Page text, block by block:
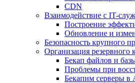
CDN
Взаимодействие с IT-
Построение
Обновление и
Безопасность крупного
Организация резервного
Бекап файлов и
Проблемы при
Бекапим серверы в